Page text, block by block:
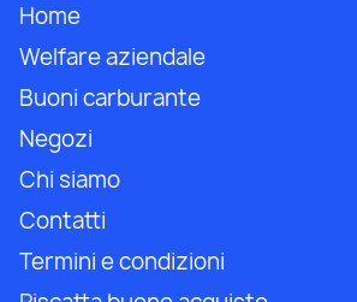
Home
Welfare aziendale
Buoni carburante
Negozi
Chi siamo
Contatti
Termini e condizioni